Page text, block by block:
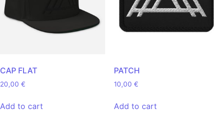
CAP FLAT
20,00 €
Add to cart
PATCH
10,00 €
Add to cart